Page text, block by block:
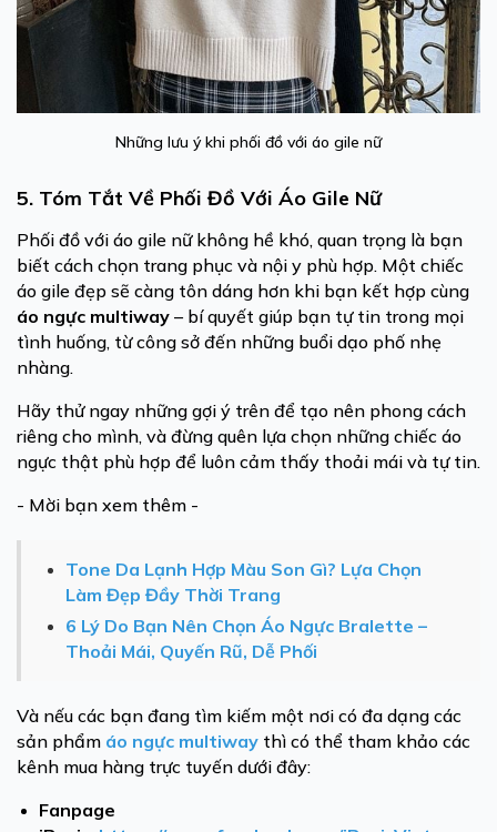
Những lưu ý khi phối đồ với áo gile nữ
5. Tóm Tắt Về Phối Đồ Với Áo Gile Nữ
Phối đồ với áo gile nữ không hề khó, quan trọng là bạn
biết cách chọn trang phục và nội y phù hợp. Một chiếc
áo gile đẹp sẽ càng tôn dáng hơn khi bạn kết hợp cùng
áo ngực multiway – bí quyết giúp bạn tự tin trong mọi
tình huống, từ công sở đến những buổi dạo phố nhẹ
nhàng.
Hãy thử ngay những gợi ý trên để tạo nên phong cách
riêng cho mình, và đừng quên lựa chọn những chiếc áo
ngực thật phù hợp để luôn cảm thấy thoải mái và tự tin.
- Mời bạn xem thêm -
Tone Da Lạnh Hợp Màu Son Gì? Lựa Chọn
Làm Đẹp Đầy Thời Trang
6 Lý Do Bạn Nên Chọn Áo Ngực Bralette –
Thoải Mái, Quyến Rũ, Dễ Phối
Và nếu các bạn đang tìm kiếm một nơi có đa dạng các
sản phẩm áo ngực multiway thì có thể tham khảo các
kênh mua hàng trực tuyến dưới đây:
Fanpage